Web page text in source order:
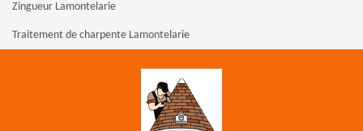
Zingueur Lamontelarie
Traitement de charpente Lamontelarie